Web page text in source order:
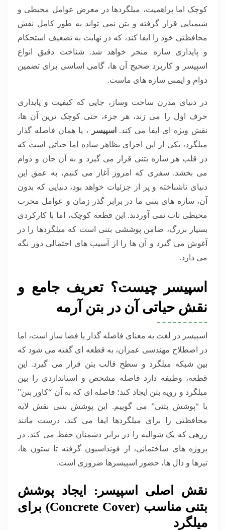
کوچک اما پراهمیت، میلگردها در معرض عوامل محیطی و
شیمیایی قرار گرفته و بتن نمی تواند به طور کامل نقش
محافظتی خود را ایفا کند، که در نهایت به تضعیف استحکام
و پایداری سازه منجر خواهد شد. شناخت دقیق انواع
اسپیسر و کاربرد صحیح آن ها، گامی اساسی برای تضمین
دوام و ایمنی سازه های ماست.
در دنیای مدرن ساخت وساز، جایی که کیفیت و پایداری
حرف اول را می زند، هر جزء، حتی کوچک ترین آن ها،
نقش ویژه ای ایفا می کند. اسپیسر ، یا همان فاصله گذار
میلگرد، یکی از این اجزای بظاهر ساده اما حیاتی است که
در قلب هر سازه بتنی قرار می گیرد و به آن جان و دوام
می بخشد. سفری که امروز آغاز می کنیم، به عمق این
دنیای ناشناخته و پر از جزئیات خواهد بود، دنیایی که بدون
آن، سازه های بتنی ما در برابر گذر زمان و عوامل مخرب
محیطی تاب نمی آوردند. این قطعه کوچک، اما با کارکردی
بسیار بزرگ، ضامن پوششی بتنی است که میلگردها را در
آغوش می گیرد و آن ها را از آسیب های احتمالی دور نگه
می دارد.
اسپیسر چیست؟ تعریف جامع و
نقش حیاتی آن در بتن آرمه
اسپیسر در لغت به معنای فاصله گذار یا فضا ساز است، اما
در اصطلاح مهندسی عمران، به قطعه ای گفته می شود که
بین شبکه میلگرد و سطح قالب بتن قرار می گیرد. این
قطعه، وظیفه دارد فاصله مشخص و استانداردی را بین
میلگرد و رویه بتن ایجاد کند؛ فاصله ای که به آن “کاور بتن”
یا “پوشش بتنی” می گوییم. این پوشش بتنی نقش لایه
محافظتی را برای میلگردها ایفا می کند، درست مانند
زرهی که یک شوالیه را در برابر دشمنان حفظ می کند. در
پروژه های ساختمانی، از فونداسیون گرفته تا ستون ها،
تیرها و دال ها، حضور اسپیسرها ضروری است.
نقش اصلی اسپیسر: ایجاد پوشش
بتنی مناسب (Concrete Cover) برای
میلگرد